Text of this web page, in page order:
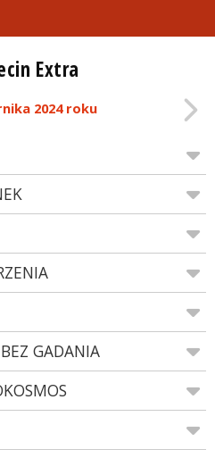
Extra
2024 roku
GADANIA